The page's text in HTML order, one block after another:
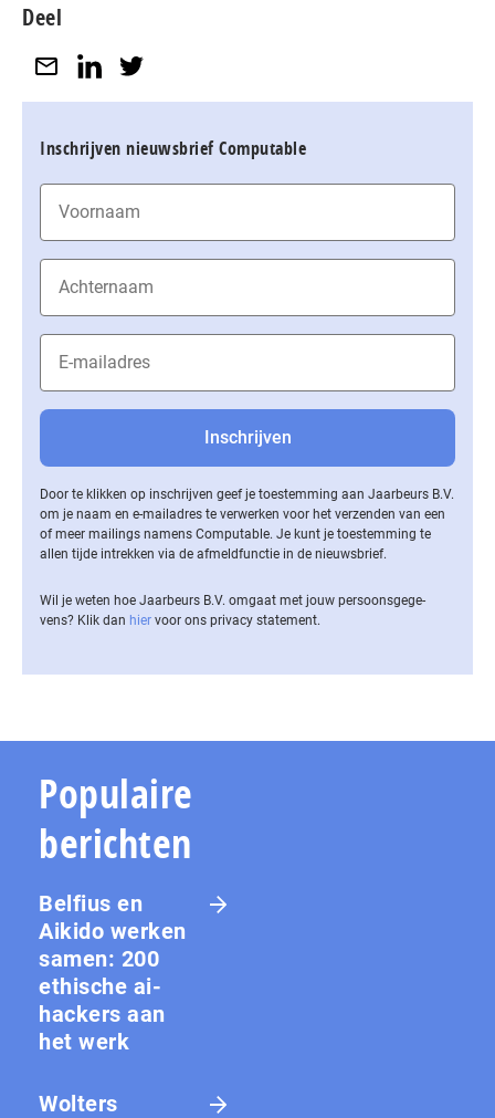
Deel
Inschrijven nieuwsbrief Computable
Door te klikken op inschrijven geef je toestemming aan Jaarbeurs B.V.
om je naam en e-mailadres te verwerken voor het verzenden van een
of meer mailings namens Computable. Je kunt je toestemming te
allen tijde intrekken via de af­meld­func­tie in de nieuwsbrief.
Wil je weten hoe Jaarbeurs B.V. omgaat met jouw per­soons­ge­ge­
vens? Klik dan hier voor ons privacy statement.
Populaire
berichten
Belfius en
Aikido werken
samen: 200
ethische ai-
hackers aan
het werk
Wolters